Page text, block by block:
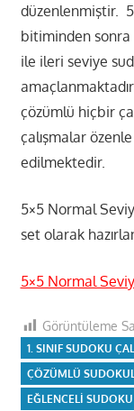
düzenlenmiştir.
bitiminden sonra
ile ileri seviye
çözümlü hiçbir
çalışmalar
edilmektedir.
5×5 Normal
set olarak
5×5 Normal
Görüntüleme
1. SINIF SUDOKU
ÇÖZÜMLÜ
EĞLENCELI